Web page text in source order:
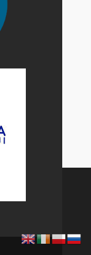
jakość
Zamknij panel